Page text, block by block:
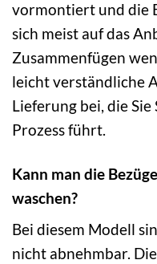
vormontiert und die
sich meist auf das
Zusammenfügen
leicht verständliche
Lieferung bei, die
Prozess führt.
Kann man die
waschen?
Bei diesem Modell
nicht abnehmbar.